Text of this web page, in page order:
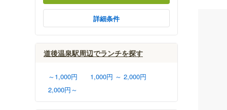
詳細条件
道後温泉駅周辺でランチを探す
～1,000円
1,000円 ～ 2,000円
2,000円～